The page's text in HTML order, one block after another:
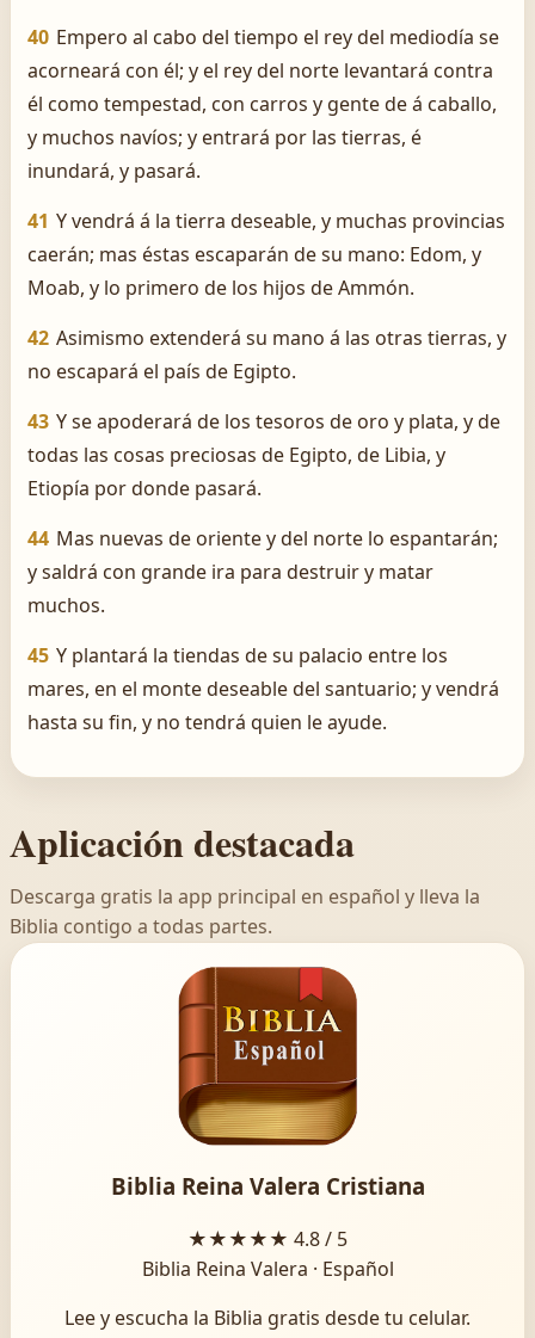
40 Empero al cabo del tiempo el rey del mediodía se
acorneará con él; y el rey del norte levantará contra
él como tempestad, con carros y gente de á caballo,
y muchos navíos; y entrará por las tierras, é
inundará, y pasará.
41 Y vendrá á la tierra deseable, y muchas provincias
caerán; mas éstas escaparán de su mano: Edom, y
Moab, y lo primero de los hijos de Ammón.
42 Asimismo extenderá su mano á las otras tierras, y
no escapará el país de Egipto.
43 Y se apoderará de los tesoros de oro y plata, y de
todas las cosas preciosas de Egipto, de Libia, y
Etiopía por donde pasará.
44 Mas nuevas de oriente y del norte lo espantarán;
y saldrá con grande ira para destruir y matar
muchos.
45 Y plantará la tiendas de su palacio entre los
mares, en el monte deseable del santuario; y vendrá
hasta su fin, y no tendrá quien le ayude.
Aplicación destacada
Descarga gratis la app principal en español y lleva la
Biblia contigo a todas partes.
Biblia Reina Valera Cristiana
★★★★★ 4.8 / 5
Biblia Reina Valera · Español
Lee y escucha la Biblia gratis desde tu celular.